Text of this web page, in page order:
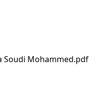
Soudi Mohammed.pdf